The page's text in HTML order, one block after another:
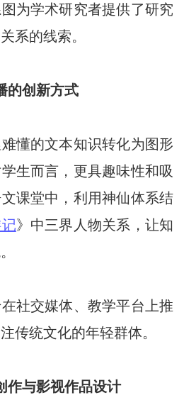
用
队协作和管理需求
为学术研究者提供了研究
系的线索。
的创新方式
懂的文本知识转化为图形
生而言，更具趣味性和吸
课堂中，利用神仙体系结
》中三界人物关系，让知
社交媒体、教学平台上推
传统文化的年轻群体。
作与影视作品设计